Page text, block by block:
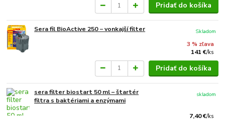
Pridať do košíka
Sera fil BioActive 250 − vonkajší filter
3 % zľava
141 €/ks
Skladom
Pridať do košíka
sera filter biostart 50 ml – štartér
filtra s baktériami a enzýmami
7,40 €/ks
skladom